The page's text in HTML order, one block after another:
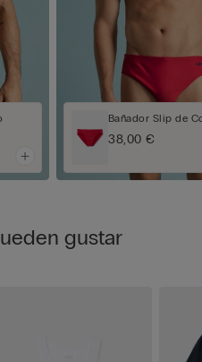
Bañador Slip de
38,00 €
gustar